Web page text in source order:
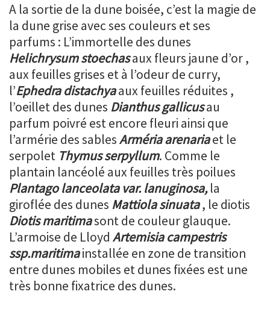
A la sortie de la dune boisée, c’est la magie de
la dune grise avec ses couleurs et ses
parfums : L’immortelle des dunes
Helichrysum stoechasaux fleurs jaune d’or ,
aux feuilles grises et à l’odeur de curry,
l’Ephedra distachyaaux feuilles réduites ,
l’oeillet des dunes Dianthus gallicusau
parfum poivré est encore fleuri ainsi que
l’armérie des sablesArméria arenariaet le
serpolet Thymus serpyllum. Comme le
plantain lancéolé aux feuilles très poilues
Plantago lanceolata var. lanuginosa,la
giroflée des dunes Mattiola sinuata, le diotis
Diotis maritimasont de couleur glauque.
L’armoise de Lloyd Artemisia campestris
ssp.maritimainstallée en zone de transition
entre dunes mobiles et dunes fixées est une
très bonne fixatrice des dunes.